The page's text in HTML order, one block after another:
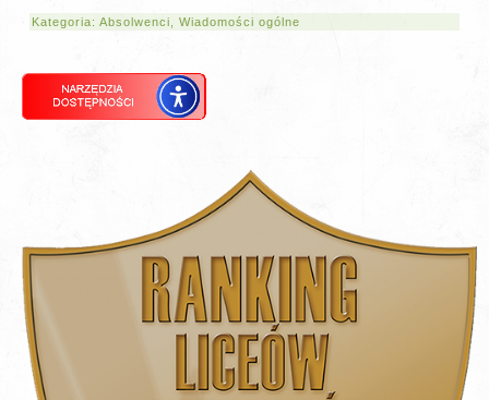
Kategoria:Absolwenci ,Wiadomości ogólne